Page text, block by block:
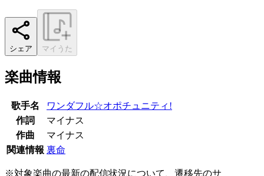
シェア マイうた
楽曲情報
歌手名
ワンダフル☆オポチュニティ!
作詞
マイナス
作曲
マイナス
関連情報 裏命
※対象楽曲の最新の配信状況について、遷移先のサ